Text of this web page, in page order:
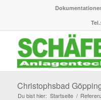
Christophsbad
Du bist hier: Startseite /